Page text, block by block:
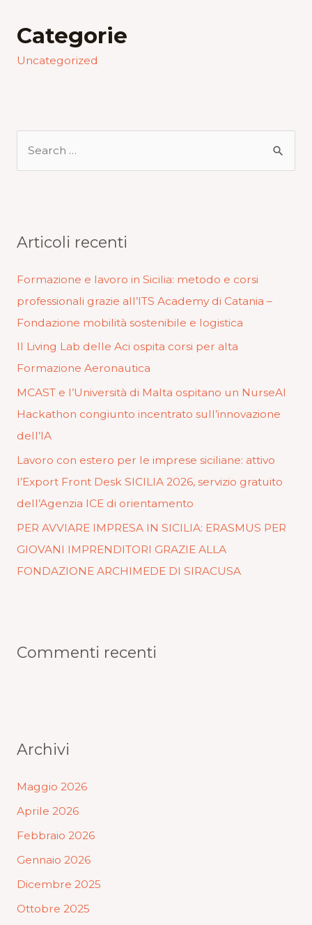
Categorie
Uncategorized
Articoli recenti
Formazione e lavoro in Sicilia: metodo e corsi
professionali grazie all’ITS Academy di Catania –
Fondazione mobilità sostenibile e logistica
Il Living Lab delle Aci ospita corsi per alta
Formazione Aeronautica
MCAST e l’Università di Malta ospitano un NurseAI
Hackathon congiunto incentrato sull’innovazione
dell’IA
Lavoro con estero per le imprese siciliane: attivo
l’Export Front Desk SICILIA 2026, servizio gratuito
dell’Agenzia ICE di orientamento
PER AVVIARE IMPRESA IN SICILIA: ERASMUS PER
GIOVANI IMPRENDITORI GRAZIE ALLA
FONDAZIONE ARCHIMEDE DI SIRACUSA
Commenti recenti
Archivi
Maggio 2026
Aprile 2026
Febbraio 2026
Gennaio 2026
Dicembre 2025
Ottobre 2025